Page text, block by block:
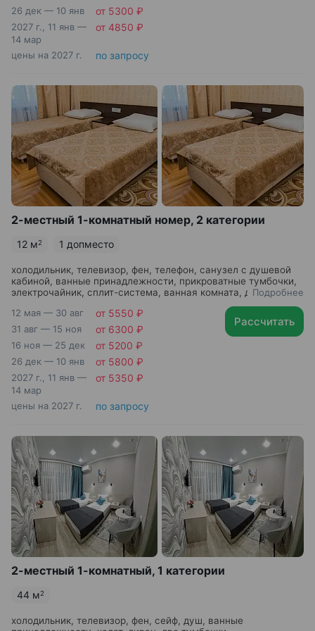
26 дек — 10 янв от 5300 ₽
2027 г., 11 янв —
14 мар
от 4850 ₽
цены на 2027 г. по запросу
2-местный 1-комнатный номер, 2 категории
12 м2 1 допместо
холодильник, телевизор, фен, телефон, санузел с душевой
кабиной, ванные принадлежности, прикроватные тумбочки,
электрочайник, сплит-система, ванная комната, двеПодробнее
12 мая — 30 авг
от 5550 ₽
31 авг — 15 ноя от 6300 ₽
16 ноя — 25 дек от 5200 ₽
26 дек — 10 янв от 5800 ₽
2027 г., 11 янв —
14 мар
от 5350 ₽
цены на 2027 г. по запросу
Рассчитать
2-местный 1-комнатный, 1 категории
44 м2
холодильник, телевизор, фен, сейф, душ, ванные